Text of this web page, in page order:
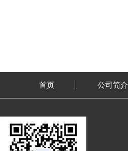
首页 公司简介